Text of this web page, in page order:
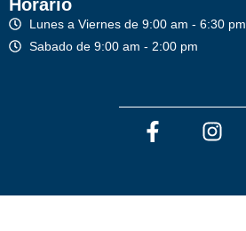
Horario
Lunes a Viernes de 9:00 am - 6:30 pm
Sabado de 9:00 am - 2:00 pm